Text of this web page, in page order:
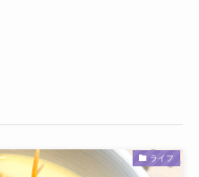
ライフ